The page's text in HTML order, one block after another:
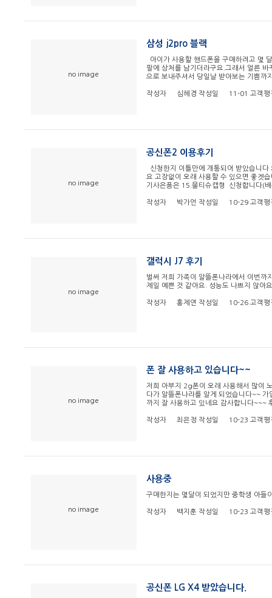
no image
삼성 j2pro 블랙
아이가 사용할 핸드폰을 구매하려고 몇
팔에 상처를 남기더라구요.그래서 얼른
으로 보내주셔서 당일날 받아보는 기쁨
작성자 심혜경 작성일 11-01 고객평
no image
공신폰2 이용후기
신청한지 이틀만에 개통되어 받았습니
요 고장없이 오래 사용할 수 있으면 좋겟
기사은품은 15.물티슈캡형 신청합니다(
작성자 박가언 작성일 10-29 고객평
no image
갤럭시 J7 후기
벌써 저희 가족이 알뜰폰나라에서 이번까
제일 예쁜 것 같아요. 성능도 나쁘지 않
작성자 홍제연 작성일 10-26 고객평
no image
폰 잘 사용하고 있습니다~~
저희 아부지 2g폰이 오래 사용해서 많이
다가 알뜰폰나라를 알게 되었습니다~~
까지 잘 사용하고 있네요 감사합니다
작성자 최은정 작성일 10-23 고객평
no image
사용중
구매한지는 몇달이 되었지만 중학생 아들
작성자 백지훈 작성일 10-23 고객평
공신폰 LG X4 받았습니다.